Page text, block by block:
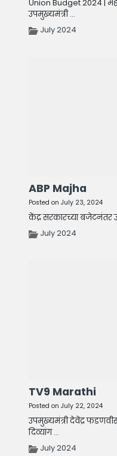
Union Budget 2024 |
उपमुख्यमंत्री ...
July 2024
ABP Majha
Posted on July 23, 2024
केंद्र सरकारच्या बजेटनंतर
July 2024
TV9 Marathi
Posted on July 22, 2024
उपमुख्यमंत्री देवेंद्र
दिव्यांग ...
July 2024